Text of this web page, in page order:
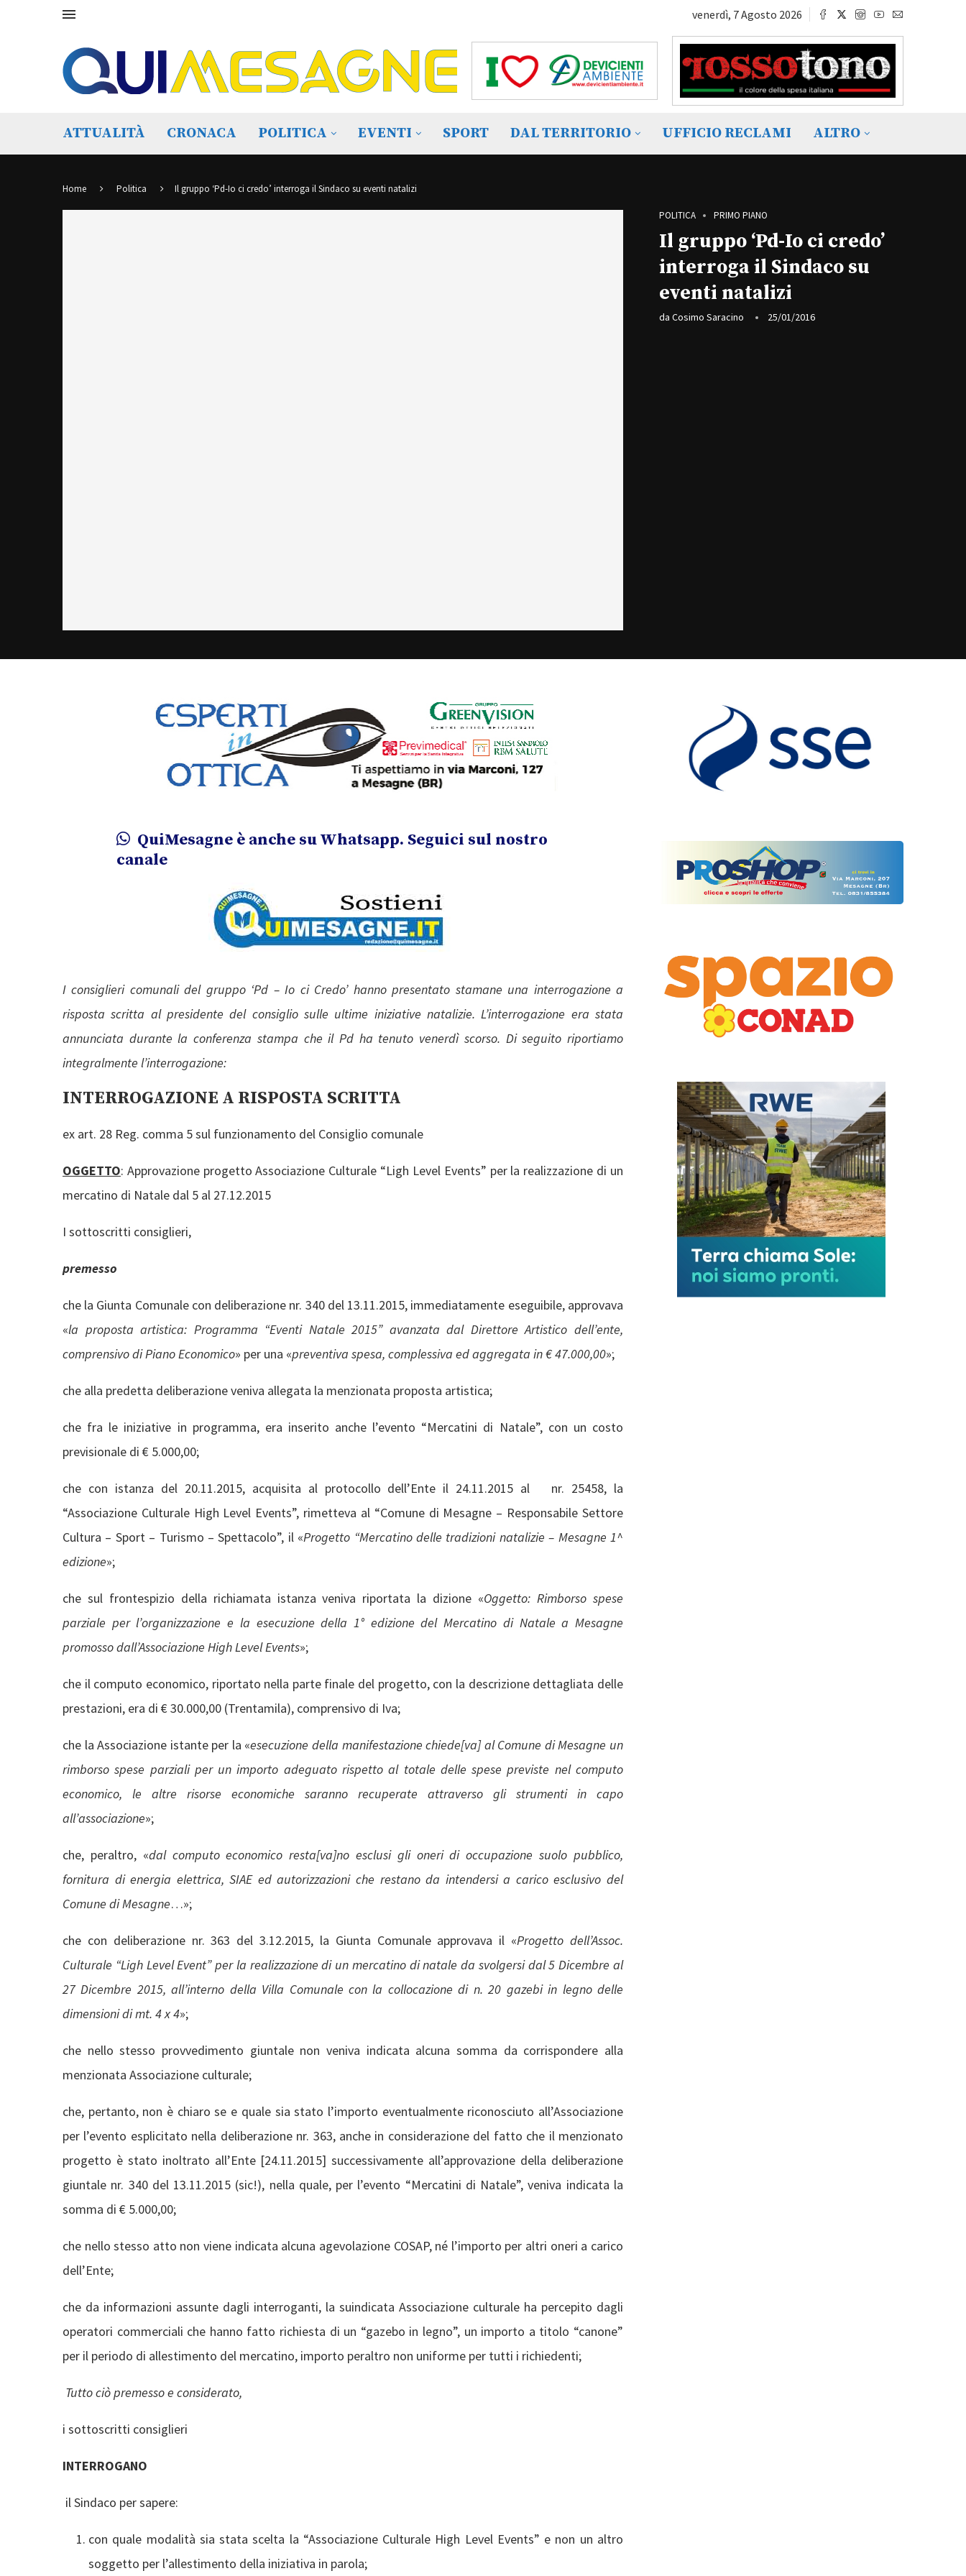
venerdì, 7 Agosto 2026
ATTUALITÀ CRONACA POLITICA EVENTI SPORT DAL TERRITORIO UFFICIO RECLAMI ALTRO
Home Politica Il gruppo ‘Pd-Io ci credo’ interroga il Sindaco su eventi natalizi
POLITICA PRIMO PIANO
Il gruppo ‘Pd-Io ci credo’
interroga il Sindaco su
eventi natalizi
da Cosimo Saracino 25/01/2016
QuiMesagne è anche su Whatsapp. Seguici sul nostro
canale
I consiglieri comunali del gruppo ‘Pd – Io ci Credo’ hanno presentato stamane una interrogazione a
risposta scritta al presidente del consiglio sulle ultime iniziative natalizie. L’interrogazione era stata
annunciata durante la conferenza stampa che il Pd ha tenuto venerdì scorso. Di seguito riportiamo
integralmente l’interrogazione:
INTERROGAZIONE A RISPOSTA SCRITTA
ex art. 28 Reg. comma 5 sul funzionamento del Consiglio comunale
OGGETTO: Approvazione progetto Associazione Culturale “Ligh Level Events” per la realizzazione di un
mercatino di Natale dal 5 al 27.12.2015
I sottoscritti consiglieri,
premesso
che la Giunta Comunale con deliberazione nr. 340 del 13.11.2015, immediatamente eseguibile, approvava
«la proposta artistica: Programma “Eventi Natale 2015” avanzata dal Direttore Artistico dell’ente,
comprensivo di Piano Economico» per una «preventiva spesa, complessiva ed aggregata in € 47.000,00»;
che alla predetta deliberazione veniva allegata la menzionata proposta artistica;
che fra le iniziative in programma, era inserito anche l’evento “Mercatini di Natale”, con un costo
previsionale di € 5.000,00;
che con istanza del 20.11.2015, acquisita al protocollo dell’Ente il 24.11.2015 al nr. 25458, la
“Associazione Culturale High Level Events”, rimetteva al “Comune di Mesagne – Responsabile Settore
Cultura – Sport – Turismo – Spettacolo”, il «Progetto “Mercatino delle tradizioni natalizie – Mesagne 1^
edizione»;
che sul frontespizio della richiamata istanza veniva riportata la dizione «Oggetto: Rimborso spese
parziale per l’organizzazione e la esecuzione della 1° edizione del Mercatino di Natale a Mesagne
promosso dall’Associazione High Level Events»;
che il computo economico, riportato nella parte finale del progetto, con la descrizione dettagliata delle
prestazioni, era di € 30.000,00 (Trentamila), comprensivo di Iva;
che la Associazione istante per la «esecuzione della manifestazione chiede[va] al Comune di Mesagne un
rimborso spese parziali per un importo adeguato rispetto al totale delle spese previste nel computo
economico, le altre risorse economiche saranno recuperate attraverso gli strumenti in capo
all’associazione»;
che, peraltro, «dal computo economico resta[va]no esclusi gli oneri di occupazione suolo pubblico,
fornitura di energia elettrica, SIAE ed autorizzazioni che restano da intendersi a carico esclusivo del
Comune di Mesagne…»;
che con deliberazione nr. 363 del 3.12.2015, la Giunta Comunale approvava il «Progetto dell’Assoc.
Culturale “Ligh Level Event” per la realizzazione di un mercatino di natale da svolgersi dal 5 Dicembre al
27 Dicembre 2015, all’interno della Villa Comunale con la collocazione di n. 20 gazebi in legno delle
dimensioni di mt. 4 x 4»;
che nello stesso provvedimento giuntale non veniva indicata alcuna somma da corrispondere alla
menzionata Associazione culturale;
che, pertanto, non è chiaro se e quale sia stato l’importo eventualmente riconosciuto all’Associazione
per l’evento esplicitato nella deliberazione nr. 363, anche in considerazione del fatto che il menzionato
progetto è stato inoltrato all’Ente [24.11.2015] successivamente all’approvazione della deliberazione
giuntale nr. 340 del 13.11.2015 (sic!), nella quale, per l’evento “Mercatini di Natale”, veniva indicata la
somma di € 5.000,00;
che nello stesso atto non viene indicata alcuna agevolazione COSAP, né l’importo per altri oneri a carico
dell’Ente;
che da informazioni assunte dagli interroganti, la suindicata Associazione culturale ha percepito dagli
operatori commerciali che hanno fatto richiesta di un “gazebo in legno”, un importo a titolo “canone”
per il periodo di allestimento del mercatino, importo peraltro non uniforme per tutti i richiedenti;
Tutto ciò premesso e considerato,
i sottoscritti consiglieri
INTERROGANO
il Sindaco per sapere:
con quale modalità sia stata scelta la “Associazione Culturale High Level Events” e non un altro
soggetto per l’allestimento della iniziativa in parola;